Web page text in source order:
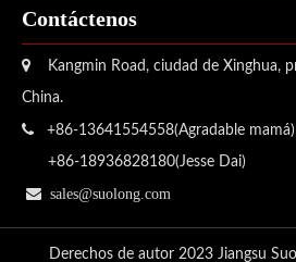
Contáctenos
 Kangmin Road, ciudad de Xinghua,
China.
 +86-13641554558(Agradable mamá)
+86-18936828180(Jesse Dai)
 sales@suolong.com
Derechos de autor 2023Jiangsu